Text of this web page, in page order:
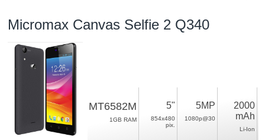
Micromax Canvas Selfie 2 Q340
MT6582M
1GB RAM
5"
854x480
pix.
5MP
1080p@30
2000
mAh
Li-Ion